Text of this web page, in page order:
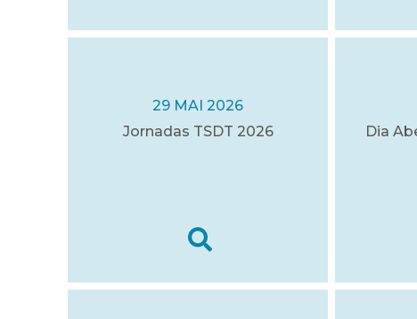
29 MAI 2026
Jornadas TSDT 2026
Dia